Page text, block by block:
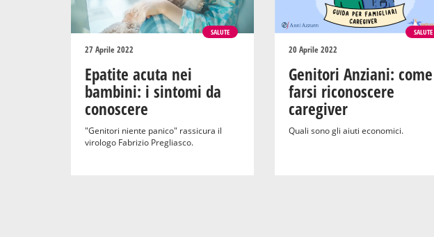
SALUTE
27 Aprile 2022
Epatite acuta nei
bambini: i sintomi da
conoscere
"Genitori niente panico" rassicura il
virologo Fabrizio Pregliasco.
SALUTE
20 Aprile 2022
Genitori Anziani: come
farsi riconoscere
caregiver
Quali sono gli aiuti economici.